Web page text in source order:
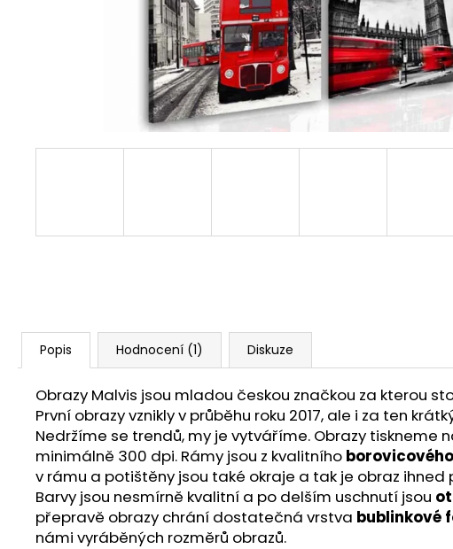
Popis Hodnocení (1) Diskuze
Obrazy Malvis jsou mladou českou značkou za kterou
První obrazy vznikly v průběhu roku 2017, ale i za ten
Nedržíme se trendů, my je vytváříme. Obrazy tiskneme
minimálně 300 dpi. Rámy jsou z kvalitního
v rámu a potištěny jsou také okraje a tak je obraz ihned
Barvy jsou nesmírně kvalitní a po delším uschnutí jsou
přepravě obrazy chrání dostatečná vrstva bublinkové
námi vyráběných rozměrů obrazů.
1 599 Kč
1 599 Kč